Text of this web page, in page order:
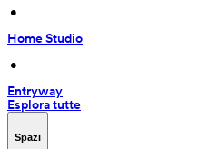
•
Home Studio
•
Entryway
Esplora tutte
Spazi